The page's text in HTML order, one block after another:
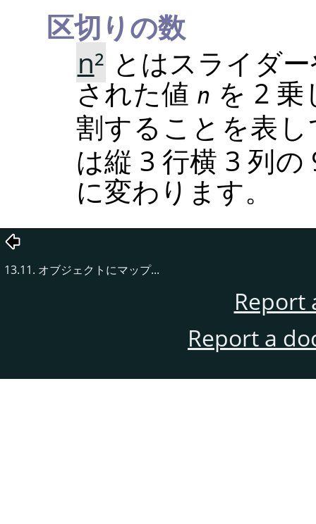
区切りの数
n² とはスライダ
された値 n を 2
割することを表
は縦 3 行横 3 列
に変わります。
13.11. オブジェクトにマップ...
Report
Report a